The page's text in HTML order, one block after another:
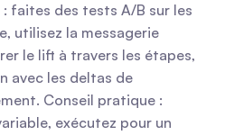
faites des tests A/B sur les
utilisez la messagerie
le lift à travers les étapes,
avec les deltas de
Conseil pratique :
exécutez pour un